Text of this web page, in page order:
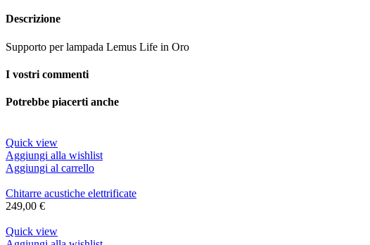
Descrizione
Supporto per lampada Lemus Life in Oro
I vostri commenti
Potrebbe piacerti anche
Quick view
Aggiungi alla wishlist
Aggiungi al carrello
Chitarre acustiche elettrificate
249,00 €
Quick view